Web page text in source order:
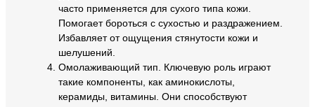
часто применяется для сухого типа кожи.
Помогает бороться с сухостью и раздражением.
Избавляет от ощущения стянутости кожи и
шелушений.
Омолаживающий тип. Ключевую роль играют
такие компоненты, как аминокислоты,
керамиды, витамины. Они способствуют